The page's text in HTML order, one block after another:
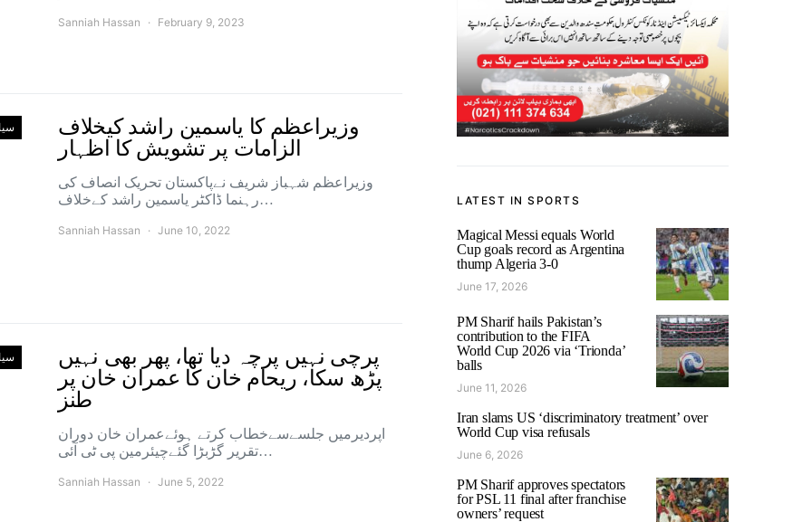
Sanniah Hassan February 9, 2023
وزیراعظم کا یاسمین راشد کیخلاف
الزامات پر تشویش کا اظہار
وزیراعظم شہباز شریف نےپاکستان تحریک انصاف کی
رہنما ڈاکٹر یاسمین راشد کےخلاف…
Sanniah Hassan June 10, 2022
پرچی نہیں پرچہ دیا تھا، پھر بھی نہیں
پڑھ سکا، ریحام خان کا عمران خان پر
طنز
اپردیرمیں جلسےسےخطاب کرتے ہوئےعمران خان دوران
تقریر گڑبڑا گئےچیئرمین پی ٹی آئی…
Sanniah Hassan June 5, 2022
LATEST IN SPORTS
Magical Messi equals World
Cup goals record as Argentina
thump Algeria 3-0
June 17, 2026
PM Sharif hails Pakistan’s
contribution to the FIFA
World Cup 2026 via ‘Trionda’
balls
June 11, 2026
Iran slams US ‘discriminatory treatment’ over
World Cup visa refusals
June 6, 2026
PM Sharif approves spectators
for PSL 11 final after franchise
owners’ request